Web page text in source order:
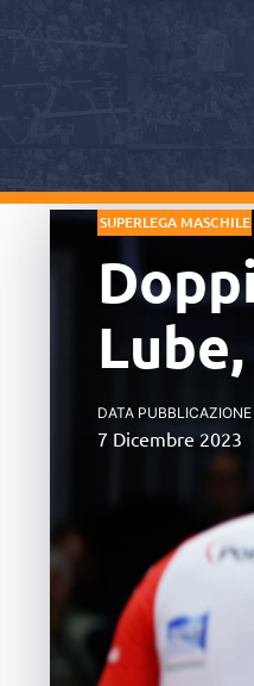
SUPERLEGA MASCHILE
DATA PUBBLICAZIONE
7 Dicembre 2023